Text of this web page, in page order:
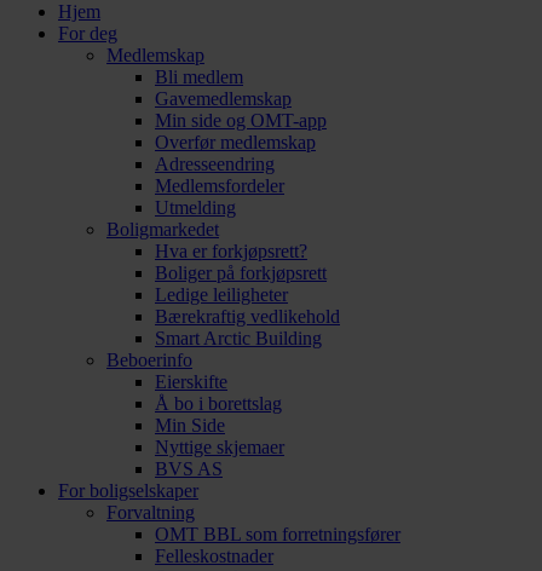
Hjem
For deg
Medlemskap
Bli medlem
Gavemedlemskap
Min side og OMT-app
Overfør medlemskap
Adresseendring
Medlemsfordeler
Utmelding
Boligmarkedet
Hva er forkjøpsrett?
Boliger på forkjøpsrett
Ledige leiligheter
Bærekraftig vedlikehold
Smart Arctic Building
Beboerinfo
Eierskifte
Å bo i borettslag
Min Side
Nyttige skjemaer
BVS AS
For boligselskaper
Forvaltning
OMT BBL som forretningsfører
Felleskostnader